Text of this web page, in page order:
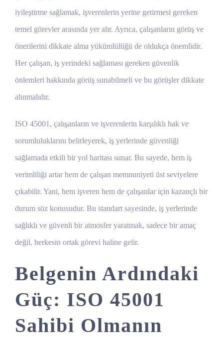
iyileştirme sağlamak, işverenlerin yerine getirmesi gereken
temel görevler arasında yer alır. Ayrıca, çalışanların görüş ve
önerilerini dikkate alma yükümlülüğü de oldukça önemlidir.
Her çalışan, iş yerindeki sağlaması gereken güvenlik
önlemleri hakkında görüş sunabilmeli ve bu görüşler dikkate
alınmalıdır.
ISO 45001, çalışanların ve işverenlerin karşılıklı hak ve
sorumluluklarını belirleyerek, iş yerlerinde güvenliği
sağlamada etkili bir yol haritası sunar. Bu sayede, hem iş
verimliliği artar hem de çalışan memnuniyeti üst seviyelere
çıkabilir. Yani, hem işveren hem de çalışanlar için kazançlı bir
durum söz konusudur. Bu standart sayesinde, iş yerlerinde
sağlıklı ve güvenli bir atmosfer yaratmak, sadece bir amaç
değil, herkesin ortak görevi haline gelir.
Belgenin Ardındaki
Güç: ISO 45001
Sahibi Olmanın